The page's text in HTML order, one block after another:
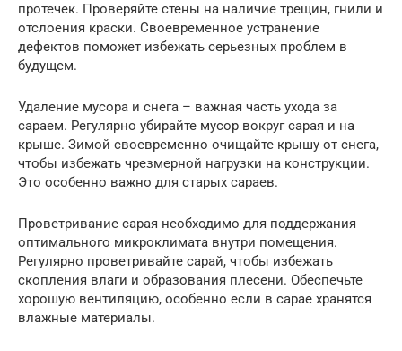
протечек. Проверяйте стены на наличие трещин, гнили и
отслоения краски. Своевременное устранение
дефектов поможет избежать серьезных проблем в
будущем.
Удаление мусора и снега – важная часть ухода за
сараем. Регулярно убирайте мусор вокруг сарая и на
крыше. Зимой своевременно очищайте крышу от снега,
чтобы избежать чрезмерной нагрузки на конструкции.
Это особенно важно для старых сараев.
Проветривание сарая необходимо для поддержания
оптимального микроклимата внутри помещения.
Регулярно проветривайте сарай, чтобы избежать
скопления влаги и образования плесени. Обеспечьте
хорошую вентиляцию, особенно если в сарае хранятся
влажные материалы.